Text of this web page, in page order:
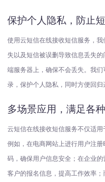
保护个人隐私，防止
使用云短信在线接收短信服务，
失以及短信被误删导致信息丢失
端服务器上，确保不会丢失。我
录，保护个人隐私，同时方便回归
多场景应用，满足各
云短信在线接收短信服务不仅适用
例如，在电商网站上进行用户注
码，确保用户信息安全；在企业
客户的报名信息，提高工作效率